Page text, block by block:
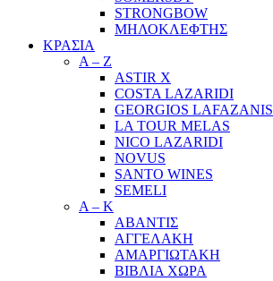
STRONGBOW
ΜΗΛΟΚΛΕΦΤΗΣ
ΚΡΑΣΙΑ
A – Z
ASTIR X
COSTA LAZARIDI
GEORGIOS LAFAZANIS
LA TOUR MELAS
NICO LAZARIDI
NOVUS
SANTO WINES
SEMELI
Α – Κ
ΑΒΑΝΤΙΣ
ΑΓΓΕΛΑΚΗ
ΑΜΑΡΓΙΩΤΑΚΗ
ΒΙΒΛΙΑ ΧΩΡΑ